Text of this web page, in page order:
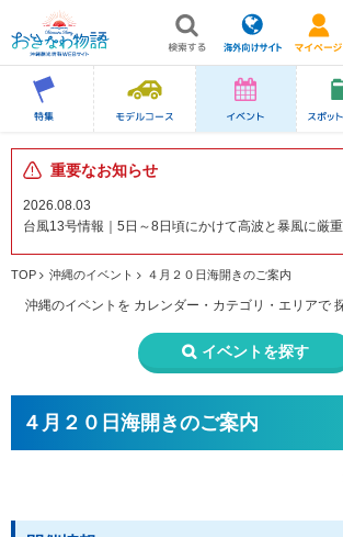
重要なお知らせ
2026.08.03
台風13号情報｜5日～8日頃にかけて高波と暴風に厳
TOP 沖縄のイベント ４月２０日海開きのご案内
沖縄のイベントを カレンダー・カテゴリ・エリアで
イベントを探す
４月２０日海開きのご案内